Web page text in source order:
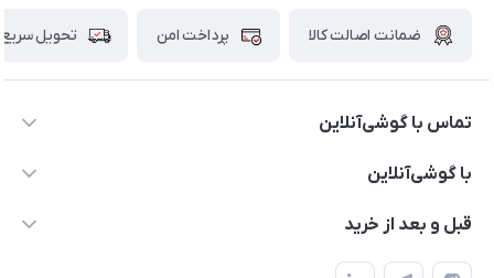
ضمانت اصالت کالا پرداخت امن تحویل سریع
تماس با گوشی‌آنلاین
۰۲۱91001221
با گوشی‌آنلاین
درباره ما
قبل و بعد از خرید
نحوه خرید از گوشی آنلاین